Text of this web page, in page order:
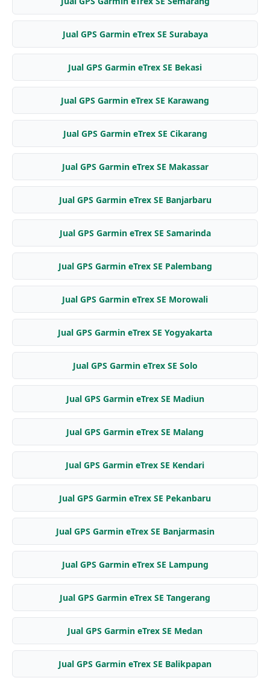
Jual GPS Garmin eTrex SE Surabaya
Jual GPS Garmin eTrex SE Bekasi
Jual GPS Garmin eTrex SE Karawang
Jual GPS Garmin eTrex SE Cikarang
Jual GPS Garmin eTrex SE Makassar
Jual GPS Garmin eTrex SE Banjarbaru
Jual GPS Garmin eTrex SE Samarinda
Jual GPS Garmin eTrex SE Palembang
Jual GPS Garmin eTrex SE Morowali
Jual GPS Garmin eTrex SE Yogyakarta
Jual GPS Garmin eTrex SE Solo
Jual GPS Garmin eTrex SE Madiun
Jual GPS Garmin eTrex SE Malang
Jual GPS Garmin eTrex SE Kendari
Jual GPS Garmin eTrex SE Pekanbaru
Jual GPS Garmin eTrex SE Banjarmasin
Jual GPS Garmin eTrex SE Lampung
Jual GPS Garmin eTrex SE Tangerang
Jual GPS Garmin eTrex SE Medan
Jual GPS Garmin eTrex SE Balikpapan